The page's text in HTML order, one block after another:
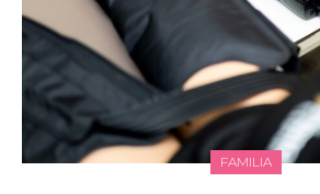
FAMILIA